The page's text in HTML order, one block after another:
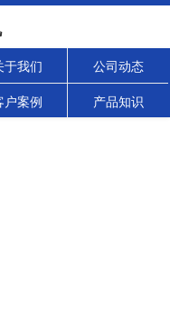
于我们 公司动态
户案例 产品知识